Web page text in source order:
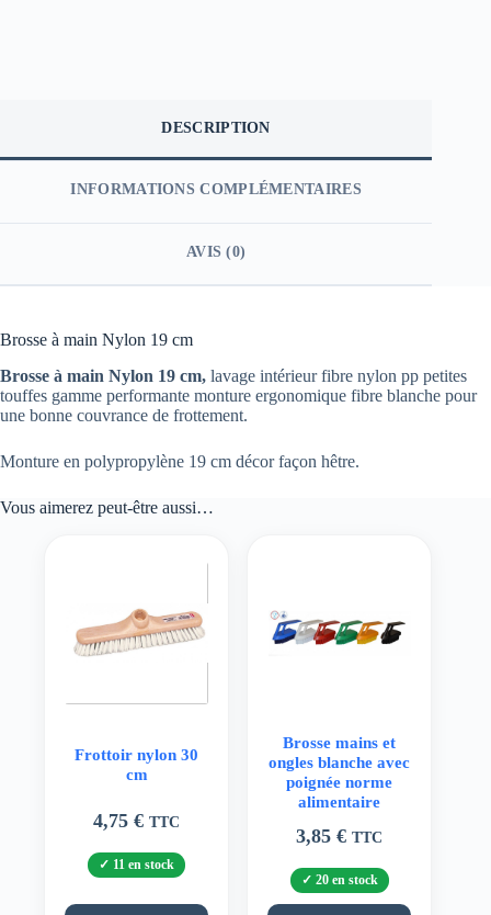
DESCRIPTION
INFORMATIONS COMPLÉMENTAIRES
AVIS (0)
Brosse à main Nylon 19 cm
Brosse à main Nylon 19 cm, lavage intérieur fibre nylon pp petites
touffes gamme performante monture ergonomique fibre blanche pour
une bonne couvrance de frottement.
Monture en polypropylène 19 cm décor façon hêtre.
Vous aimerez peut-être aussi…
Frottoir nylon 30
cm
4,75€ TTC
11 en stock
Brosse mains et
ongles blanche avec
poignée norme
alimentaire
3,85€ TTC
20 en stock